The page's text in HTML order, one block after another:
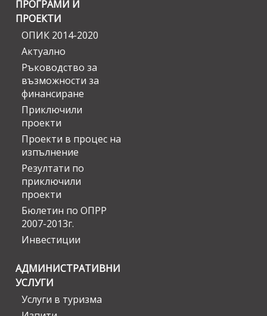
ПРОГРАМИ И
ПРОЕКТИ
ОПИК 2014-2020
Актуално
Ръководство за
възможности за
финансиране
Приключили
проекти
Проекти в процес на
изпълнение
Резултати по
приключили
проекти
Бюлетин по ОПРР
2007-2013г.
Инвестиции
АДМИНИСТРАТИВНИ
УСЛУГИ
Услуги в туризма